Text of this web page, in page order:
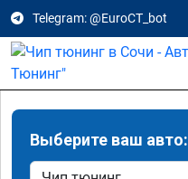
Telegram: @EuroCT_bot
Выберите ваш авто: